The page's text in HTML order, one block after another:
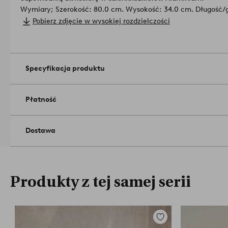
Wymiary; Szerokość: 80.0 cm. Wysokość: 34.0 cm. Długość/
Maksymalna waga: 120.0 kg.
Liczba opakowań: 1.Pamiętaj, aby przechowywać meble
chronić je przed mrozem, aby uniknąć uszkodzeń w
Czyścić wilgotną ściereczką.
Pobierz zdjęcie w wysokiej rozdzielczości
Specyfikacja produktu
Płatność
Dostawa
Produkty z tej samej serii
Dodaj